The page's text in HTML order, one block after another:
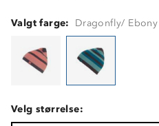
Valgt farge: Dragonfly/ Ebony
Velg størrelse: